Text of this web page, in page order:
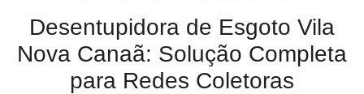
Desentupidora de Esgoto Vila
Nova Canaã: Solução Completa
para Redes Coletoras